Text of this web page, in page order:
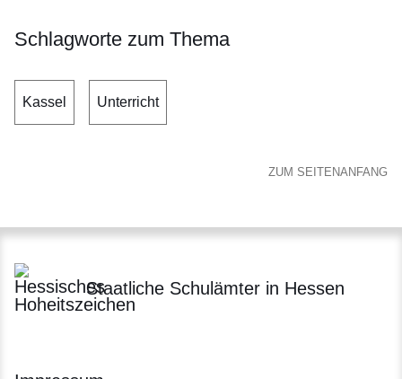
Schlagworte zum Thema
Kassel Unterricht
ZUM SEITENANFANG
Staatliche Schulämter in Hessen